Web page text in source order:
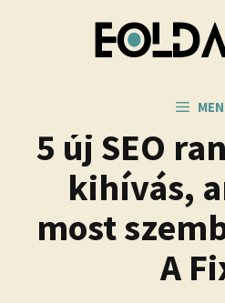
5 új SEO
kihívás,
most
A